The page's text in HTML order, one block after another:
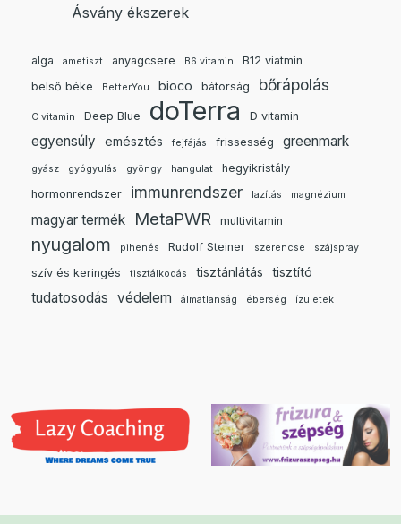
Ásvány ékszerek
alga ametiszt anyagcsere B6 vitamin
B12 viatmin
belső béke
BetterYou bioco bátorság bőrápolás
C vitamin Deep Blue doTerra D vitamin
egyensúly emésztés fejfájás frissesség greenmark
gyász gyógyulás gyöngy hangulat
hegyikristály
hormonrendszer
immunrendszer lazítás magnézium
magyar termék MetaPWR multivitamin
nyugalom pihenés Rudolf Steiner szerencse szájspray
szív és keringés tisztálkodás tisztánlátás tisztító
tudatosodás védelem álmatlanság éberség ízületek